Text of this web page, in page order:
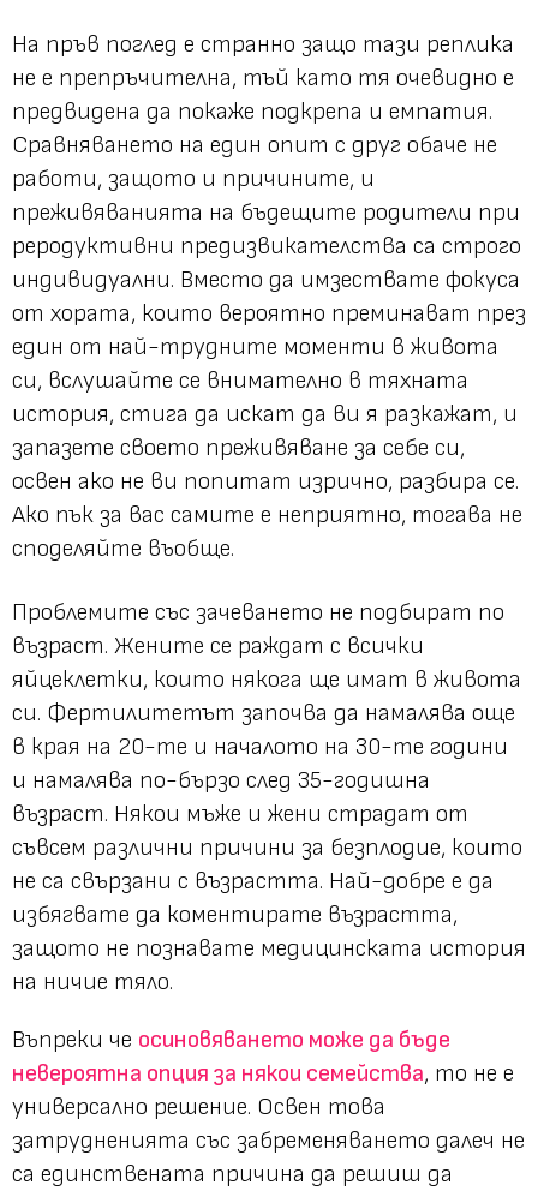
На пръв поглед е странно защо тази реплика
не е препръчителна, тъй като тя очевидно е
предвидена да покаже подкрепа и емпатия.
Сравняването на един опит с друг обаче не
работи, защото и причините, и
преживяванията на бъдещите родители при
реродуктивни предизвикателства са строго
индивидуални. Вместо да имзествате фокуса
от хората, които вероятно преминават през
един от най-трудните моменти в живота
си, вслушайте се внимателно в тяхната
история, стига да искат да ви я разкажат, и
запазете своето преживяване за себе си,
освен ако не ви попитат изрично, разбира се.
Ако пък за вас самите е неприятно, тогава не
споделяйте въобще.
Проблемите със зачеването не подбират по
възраст. Жените се раждат с всички
яйцеклетки, които някога ще имат в живота
си. Фертилитетът започва да намалява още
в края на 20-те и началото на 30-те години
и намалява по-бързо след 35-годишна
възраст. Някои мъже и жени страдат от
съвсем различни причини за безплодие, които
не са свързани с възрастта. Най-добре е да
избягвате да коментирате възрастта,
защото не познавате медицинската история
на ничие тяло.
Въпреки че осиновяването може да бъде
невероятна опция за някои семейства, то не е
универсално решение. Освен това
затрудненията със забременяването далеч не
са единствената причина да решиш да